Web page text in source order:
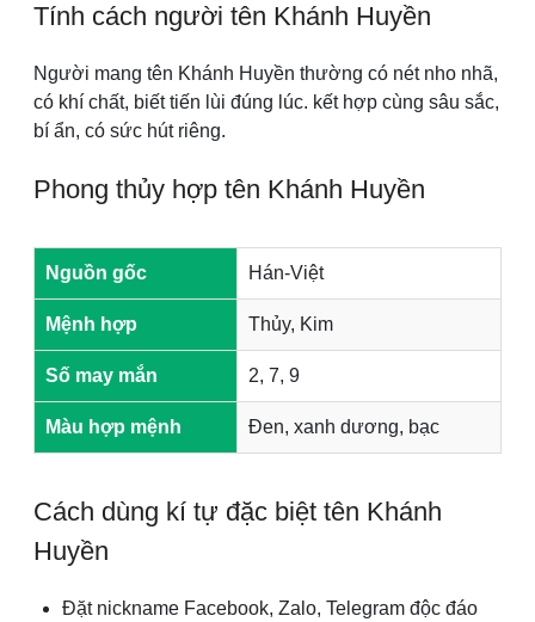
Tính cách người tên Khánh Huyền
Người mang tên Khánh Huyền thường có nét nho nhã,
có khí chất, biết tiến lùi đúng lúc. kết hợp cùng sâu sắc,
bí ẩn, có sức hút riêng.
Phong thủy hợp tên Khánh Huyền
Nguồn gốc Hán-Việt
Mệnh hợp Thủy, Kim
Số may mắn 2, 7, 9
Màu hợp mệnh Đen, xanh dương, bạc
Cách dùng kí tự đặc biệt tên Khánh
Huyền
Đặt nickname Facebook, Zalo, Telegram độc đáo